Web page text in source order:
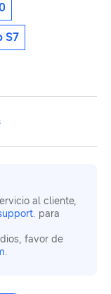
S7
al cliente,
. para
favor de
.